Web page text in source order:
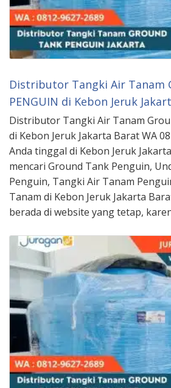
Distributor Tangki Air Tanam
PENGUIN di Kebon Jeruk
Distributor Tangki Air Tanam
di Kebon Jeruk Jakarta Barat WA
Anda tinggal di Kebon Jeruk
mencari Ground Tank Penguin,
Penguin, Tangki Air Tanam
Tanam di Kebon Jeruk Jakarta
berada di website yang tetap,